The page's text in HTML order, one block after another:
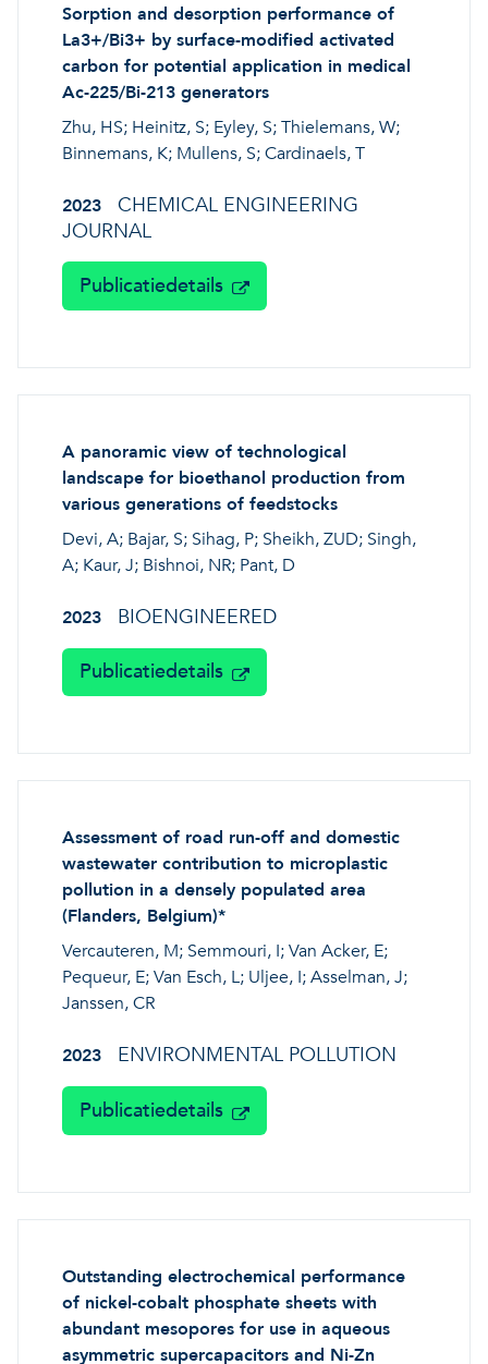
Sorption and desorption performance of
La3+/Bi3+ by surface-modified activated
carbon for potential application in medical
Ac-225/Bi-213 generators
Zhu, HS; Heinitz, S; Eyley, S; Thielemans, W;
Binnemans, K; Mullens, S; Cardinaels, T
2023 CHEMICAL ENGINEERING
JOURNAL
Publicatiedetails
A panoramic view of technological
landscape for bioethanol production from
various generations of feedstocks
Devi, A; Bajar, S; Sihag, P; Sheikh, ZUD; Singh,
A; Kaur, J; Bishnoi, NR; Pant, D
2023 BIOENGINEERED
Publicatiedetails
Assessment of road run-off and domestic
wastewater contribution to microplastic
pollution in a densely populated area
(Flanders, Belgium)*
Vercauteren, M; Semmouri, I; Van Acker, E;
Pequeur, E; Van Esch, L; Uljee, I; Asselman, J;
Janssen, CR
2023 ENVIRONMENTAL POLLUTION
Publicatiedetails
Outstanding electrochemical performance
of nickel-cobalt phosphate sheets with
abundant mesopores for use in aqueous
asymmetric supercapacitors and Ni-Zn